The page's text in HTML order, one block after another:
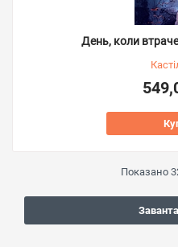
День, коли
Показано